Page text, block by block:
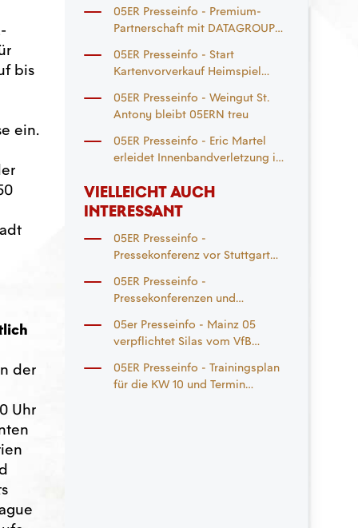
bis
ein.
der
Uhr
05ER Presseinfo - Premium-
Partnerschaft mit DATAGROUP
05ER Presseinfo - Start
Kartenvorverkauf Heimspiel
Auswärtsspiel
Mönchengladbach
05ER Presseinfo - Weingut St.
Antony bleibt 05ERN treu
05ER Presseinfo - Eric Martel
erleidet Innenbandverletzung im
VIELLEICHT AUCH
INTERESSANT
05ER Presseinfo -
Pressekonferenz vor Stuttgart
KW 44
05ER Presseinfo -
Pressekonferenzen und
05er Presseinfo - Mainz 05
verpflichtet Silas vom VfB
05ER Presseinfo - Trainingsplan
für die KW 10 und Termin